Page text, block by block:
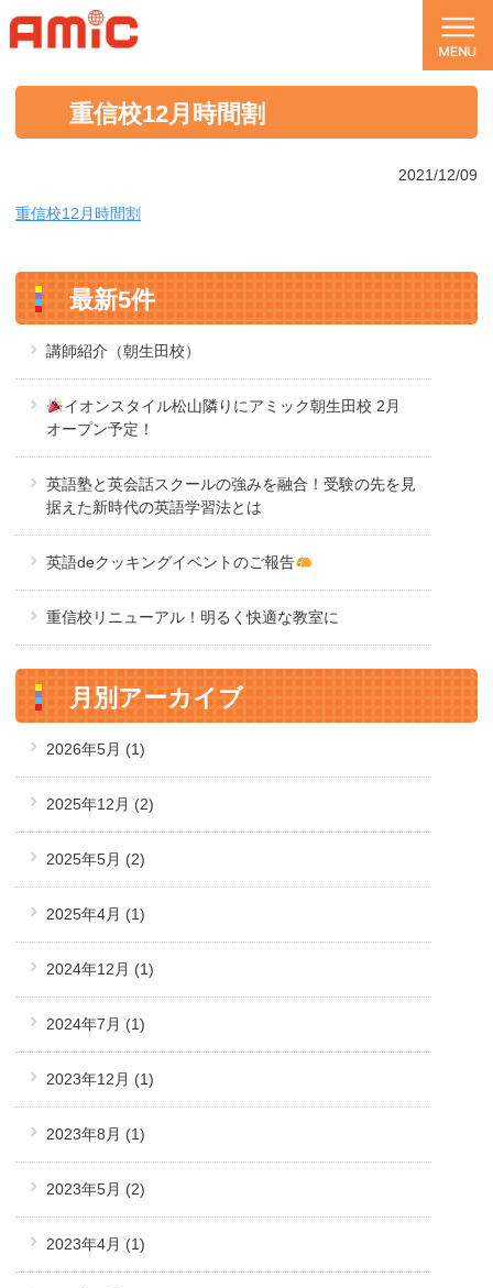
重信校12月時間割
2021/12/09
重信校12月時間割
最新5件
講師紹介（朝生田校）
イオンスタイル松山隣りにアミック朝生田校 2月
オープン予定！
英語塾と英会話スクールの強みを融合！受験の先を見
据えた新時代の英語学習法とは
英語deクッキングイベントのご報告
重信校リニューアル！明るく快適な教室に
月別アーカイブ
2026年5月 (1)
2025年12月 (2)
2025年5月 (2)
2025年4月 (1)
2024年12月 (1)
2024年7月 (1)
2023年12月 (1)
2023年8月 (1)
2023年5月 (2)
2023年4月 (1)